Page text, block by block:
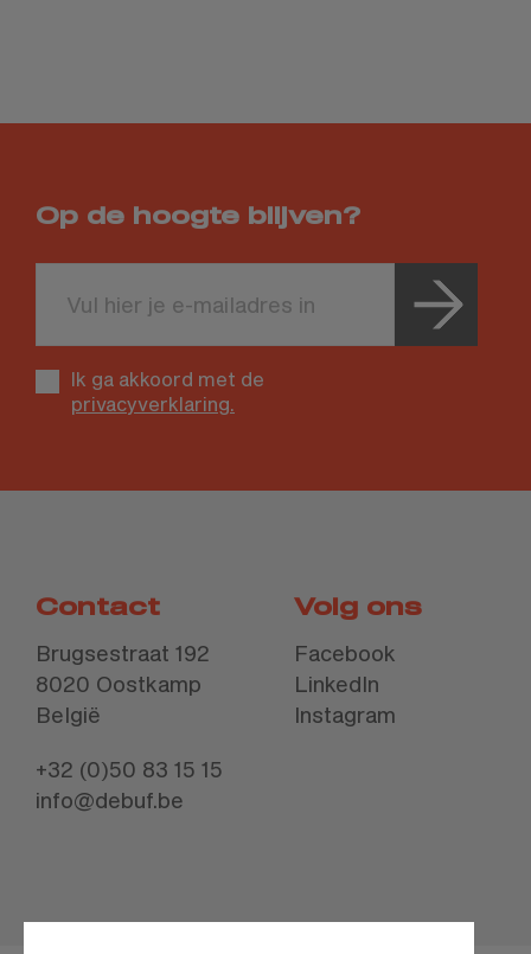
Contact
Brugsestraat 192
8020 Oostkamp
België
+32 (0)50 83 15 15
info@debuf.be
Volg ons
Facebook
LinkedIn
Instagram
Op de hoogte blijven?
this
field
blankIk ga akkoord met de
privacyverklaring.